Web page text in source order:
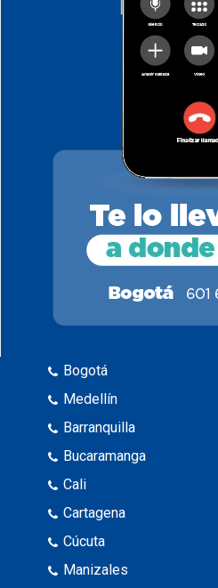
Bogotá
Medellín
Barranquilla
Bucaramanga
Cali
Cartagena
Cúcuta
Manizales